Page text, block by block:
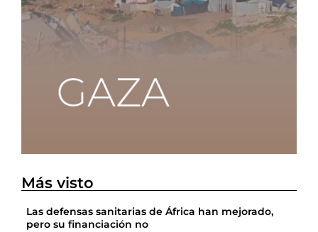
Más visto
Las defensas sanitarias de África han mejorado,
pero su financiación no